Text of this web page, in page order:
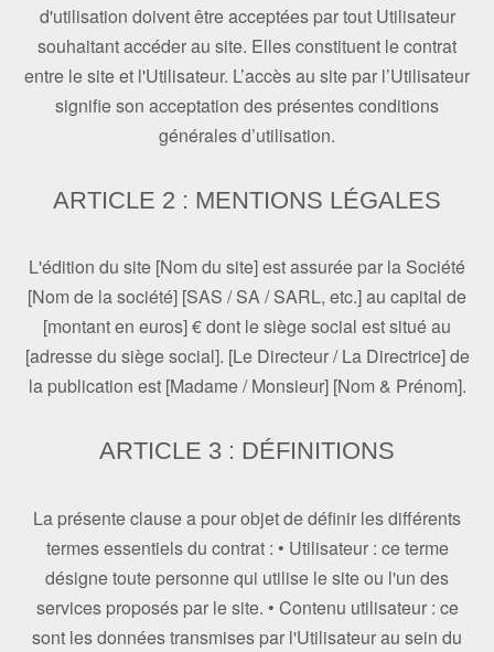
d'utilisation doivent être acceptées par tout Utilisateur
souhaitant accéder au site. Elles constituent le contrat
entre le site et l'Utilisateur. L’accès au site par l’Utilisateur
signifie son acceptation des présentes conditions
générales d’utilisation.
ARTICLE 2 : MENTIONS LÉGALES
L'édition du site [Nom du site] est assurée par la Société
[Nom de la société] [SAS / SA / SARL, etc.] au capital de
[montant en euros] € dont le siège social est situé au
[adresse du siège social]. [Le Directeur / La Directrice] de
la publication est [Madame / Monsieur] [Nom & Prénom].
ARTICLE 3 : DÉFINITIONS
La présente clause a pour objet de définir les différents
termes essentiels du contrat : • Utilisateur : ce terme
désigne toute personne qui utilise le site ou l'un des
services proposés par le site. • Contenu utilisateur : ce
sont les données transmises par l'Utilisateur au sein du